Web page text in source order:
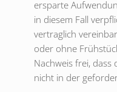
ersparte
in diesem Fall
vertraglich
oder ohne
Nachweis frei,
nicht in der